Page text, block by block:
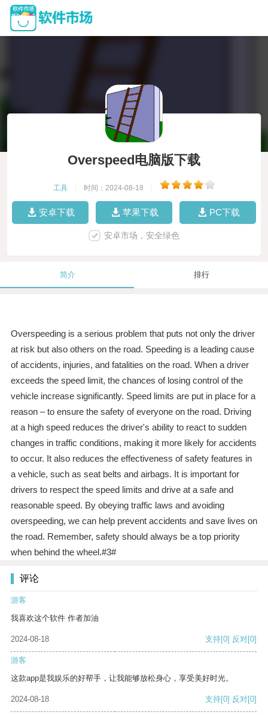
Overspeed电脑版下载
工具 时间：2024-08-18
安卓下载 苹果下载 PC下载
安卓市场，安全绿色
简介 排行
Overspeeding is a serious problem that puts not only the driver
at risk but also others on the road. Speeding is a leading cause
of accidents, injuries, and fatalities on the road. When a driver
exceeds the speed limit, the chances of losing control of the
vehicle increase significantly. Speed limits are put in place for a
reason – to ensure the safety of everyone on the road. Driving
at a high speed reduces the driver's ability to react to sudden
changes in traffic conditions, making it more likely for accidents
to occur. It also reduces the effectiveness of safety features in
a vehicle, such as seat belts and airbags. It is important for
drivers to respect the speed limits and drive at a safe and
reasonable speed. By obeying traffic laws and avoiding
overspeeding, we can help prevent accidents and save lives on
the road. Remember, safety should always be a top priority
when behind the wheel.#3#
评论
游客
我喜欢这个软件 作者加油
2024-08-18 支持[0] 反对[0]
游客
这款app是我娱乐的好帮手，让我能够放松身心，享受美好时光。
2024-08-18 支持[0] 反对[0]